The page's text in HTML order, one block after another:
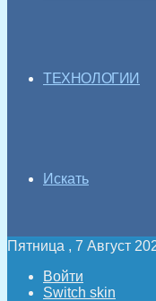
ТЕХНОЛОГИИ
Искать
Пятница , 7 Август
Войти
Switch skin